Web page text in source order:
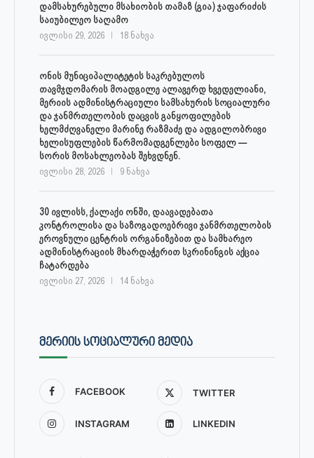
დამსახურებული მსახიობის თამაზ (გია) ჯაფარიძის
საიუბილეო საღამო
ივლისი 29, 2026 18 ნახვა
ონის მუნიციპალიტეტის საკრებულოს
თავმჯდომარის მოადგილე ალავერდ ხვედელიანი,
მერიის ადმინისტრაციული სამსახურის სოციალური
და ჯანმრთელობის დაცვის განყოფილების
ხელმძღვანელი მარინე რაზმაძე და ადგილობრივი
ხელისუფლების წარმომადგენლები სოფელ —
სორის მოსახლეობას შეხვდნენ.
ივლისი 28, 2026 9 ნახვა
30 ივლისს, ქალაქი ონში, დაავადებათა
კონტროლისა და საზოგადოებრივი ჯანმრთელობის
ეროვნული ცენტრის ორგანიზებით და სამხარეო
ადმინისტრაციის მხარდაჭერით სკრინინგის აქცია
ჩატარდება
ივლისი 27, 2026 14 ნახვა
ᲛᲔᲠᲘᲘᲡ ᲡᲝᲪᲘᲐᲚᲣᲠᲘ ᲛᲔᲓᲘᲐ
FACEBOOK TWITTER
INSTAGRAM LINKEDIN